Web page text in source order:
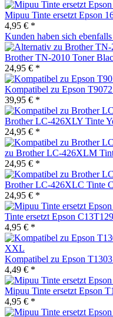
Mipuu Tinte ersetzt Epson
4,95 € *
Kunden haben sich ebenfalls
Brother TN-2010 Toner
24,95 € *
Kompatibel zu Epson
39,95 € *
Brother LC-426XLY Tinte
24,95 € *
zu Brother LC-426XLM
24,95 € *
Brother LC-426XLC Tinte
24,95 € *
Tinte ersetzt Epson
4,95 € *
Kompatibel zu Epson
4,49 € *
Mipuu Tinte ersetzt Epson
4,95 € *